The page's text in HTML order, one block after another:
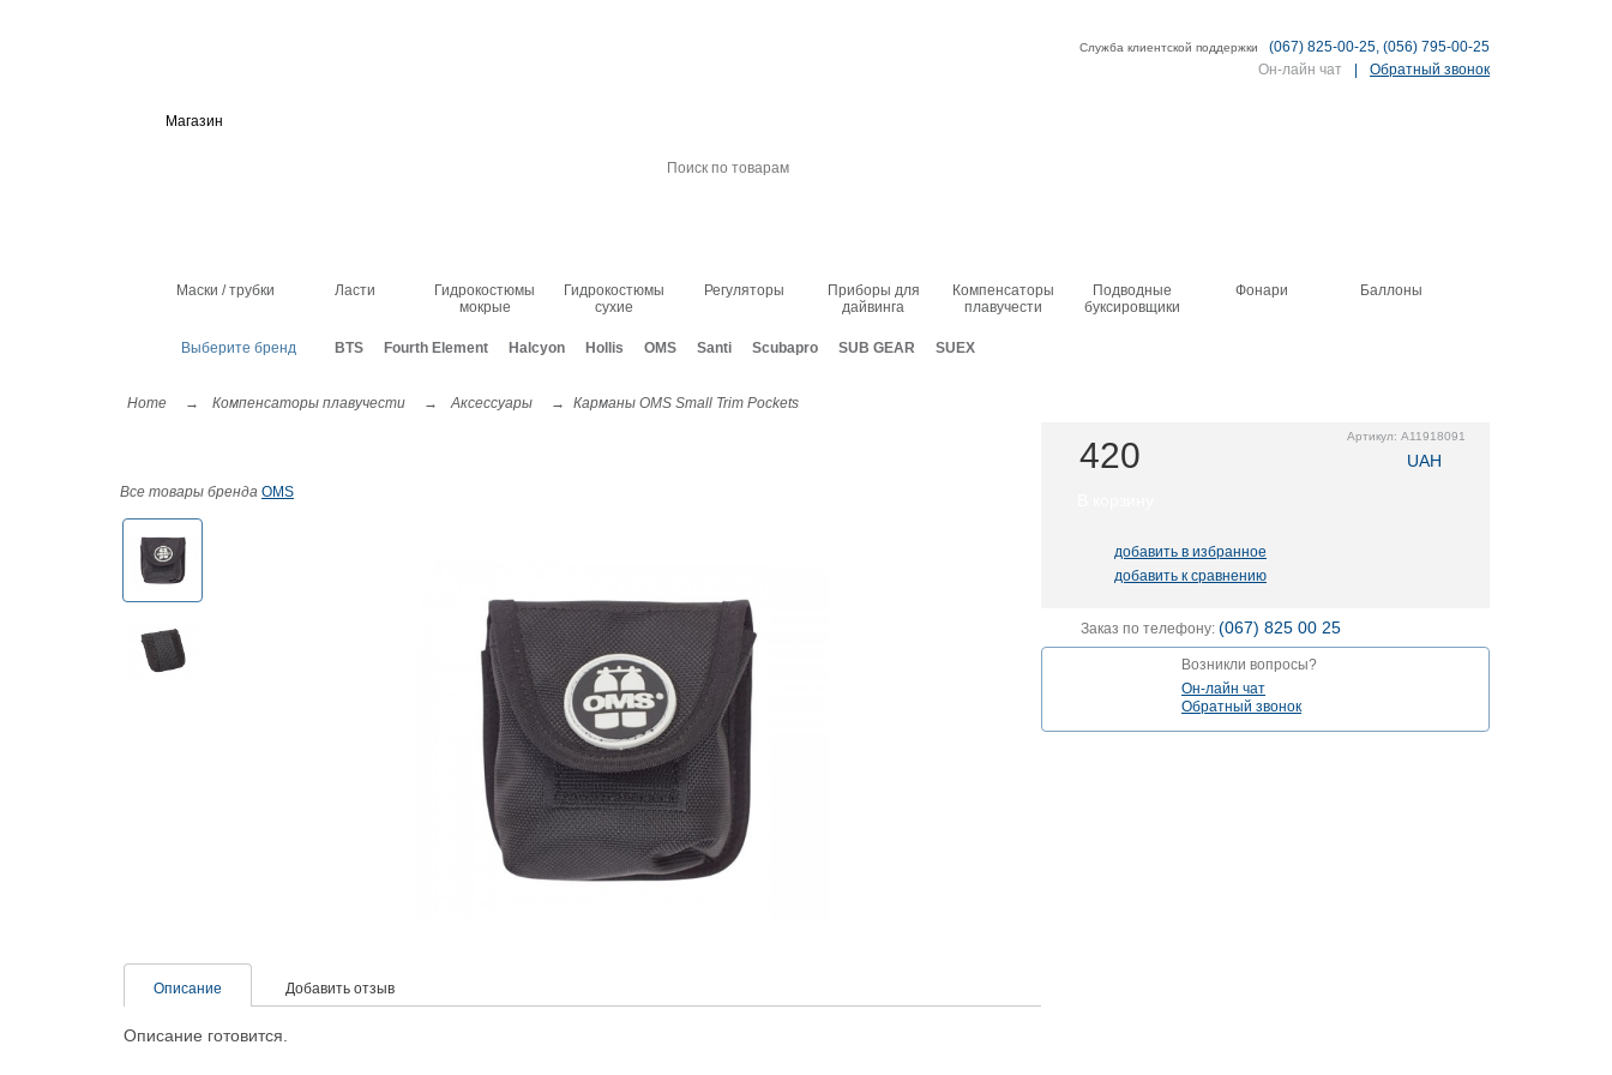
Служба клиентской поддержки
(067) 825-00-25, (056) 795-00-25
Он-лайн чат
Обратный звонок
Магазин
Маски / трубки Ласти
Гидрокостюмы
мокрые
Гидрокостюмы
сухие
Регуляторы
Приборы для
дайвинга
Компенсаторы
плавучести
Подводные
буксировщики
Фонари Баллоны
Выберите бренд BTS Fourth Element Halcyon Hollis OMS Santi Scubapro SUB GEAR SUEX
Home → Компенсаторы плавучести → Аксессуары → Карманы OMS Small Trim Pockets
Все товары бренда OMS
Артикул: A11918091
UAH
420
добавить в избранное
добавить к сравнению
Заказ по телефону: (067) 825 00 25
Возникли вопросы?
Он-лайн чат
Обратный звонок
Описание Добавить отзыв
Описание готовится.